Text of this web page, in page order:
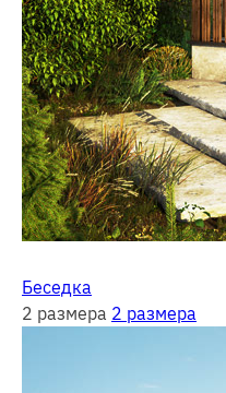
Беседка
2 размера 2 размера